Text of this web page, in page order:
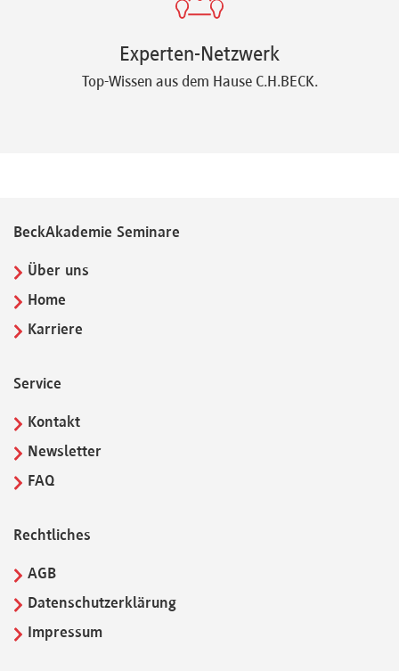
Experten-Netzwerk
Top-Wissen aus dem Hause C.H.BECK.
BeckAkademie Seminare
Über uns
Home
Karriere
Service
Kontakt
Newsletter
FAQ
Rechtliches
AGB
Datenschutzerklärung
Impressum